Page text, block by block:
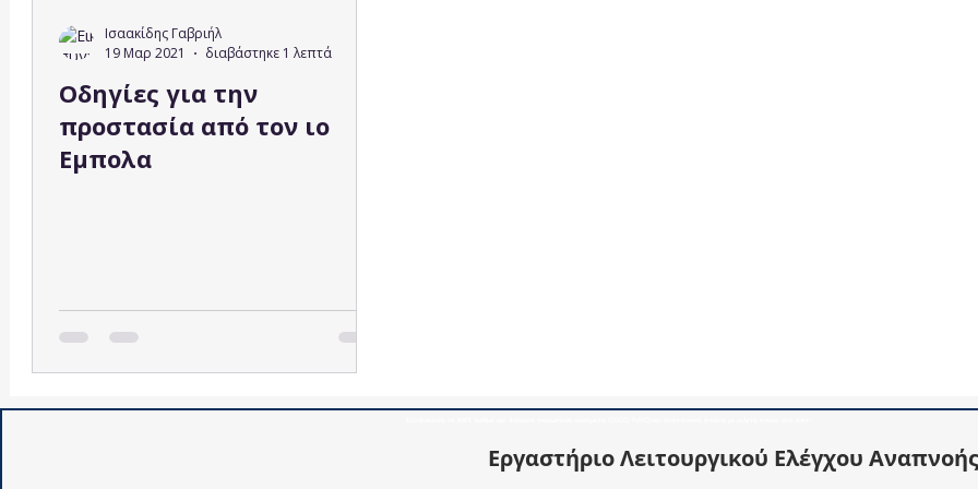
Οδηγίες για την
προστασία από τον ιο
Εμπολα
Ισαακίδης Γαβριήλ
19 Μαρ 2021
διαβάστηκε 1 λεπτά
Εργαστήριο Λειτουργικού Ελέγχου Αναπνοής